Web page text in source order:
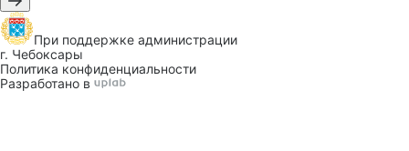
При поддержке администрации
г. Чебоксары
Политика конфиденциальности
Разработано в